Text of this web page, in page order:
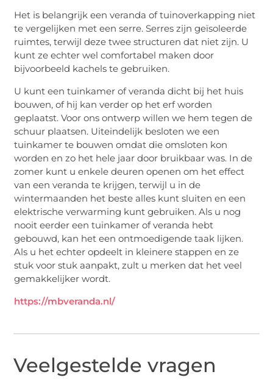
Het is belangrijk een veranda of tuinoverkapping niet
te vergelijken met een serre. Serres zijn geïsoleerde
ruimtes, terwijl deze twee structuren dat niet zijn. U
kunt ze echter wel comfortabel maken door
bijvoorbeeld kachels te gebruiken.
U kunt een tuinkamer of veranda dicht bij het huis
bouwen, of hij kan verder op het erf worden
geplaatst. Voor ons ontwerp willen we hem tegen de
schuur plaatsen. Uiteindelijk besloten we een
tuinkamer te bouwen omdat die omsloten kon
worden en zo het hele jaar door bruikbaar was. In de
zomer kunt u enkele deuren openen om het effect
van een veranda te krijgen, terwijl u in de
wintermaanden het beste alles kunt sluiten en een
elektrische verwarming kunt gebruiken. Als u nog
nooit eerder een tuinkamer of veranda hebt
gebouwd, kan het een ontmoedigende taak lijken.
Als u het echter opdeelt in kleinere stappen en ze
stuk voor stuk aanpakt, zult u merken dat het veel
gemakkelijker wordt.
https://mbveranda.nl/
Veelgestelde vragen